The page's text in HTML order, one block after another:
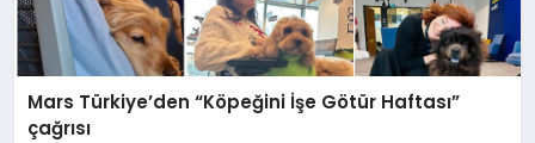
Mars Türkiye’den “Köpeğini İşe Götür Haftası”
çağrısı